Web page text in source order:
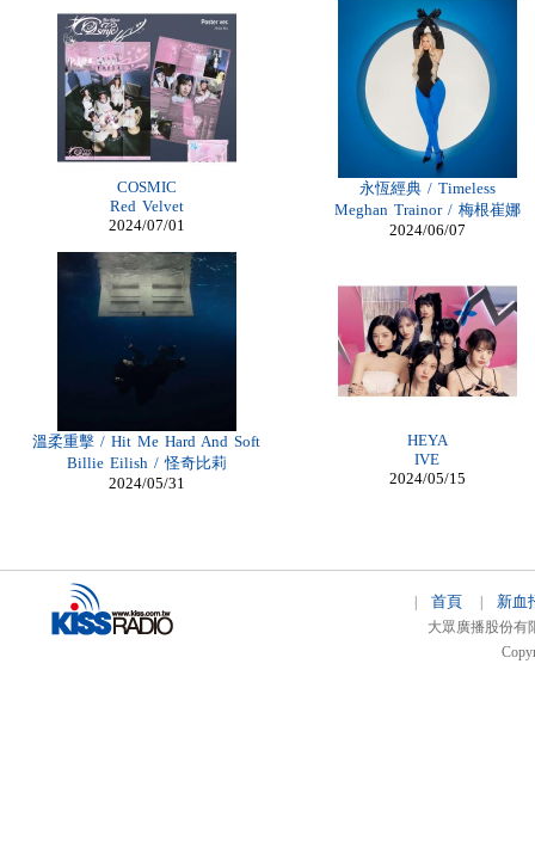
Nike Billig
moncler Daunenmantel damen
Moncler Jacken Herren
Billig Moncler dam
Billig moncler
Louboutin Schuhe Outlet
Christian Louboutin Schuhe Kaufen
louboutin schuhe sale
Billig Christian Louboutin Schuhe
louboutin Schuhe Shop
Damen Moncler Jacken
Christian Louboutin Online Shop
Longchamp pliage pas cher
moncler outlet zürich
Günstige Nike Air Max
Billig Christian Louboutin
billige moncler jacken zürich
billiga air max herr
Louboutin Shoes Outlet
moncler Online Kaufen
COSMIC
Red Velvet
2024/07/01
永恆經典 / Timeless
Meghan Trainor / 梅根崔娜
2024/06/07
溫柔重擊 / Hit Me Hard And Soft
Billie Eilish / 怪奇比莉
2024/05/31
HEYA
IVE
2024/05/15
首頁 新血
大眾廣播股份有